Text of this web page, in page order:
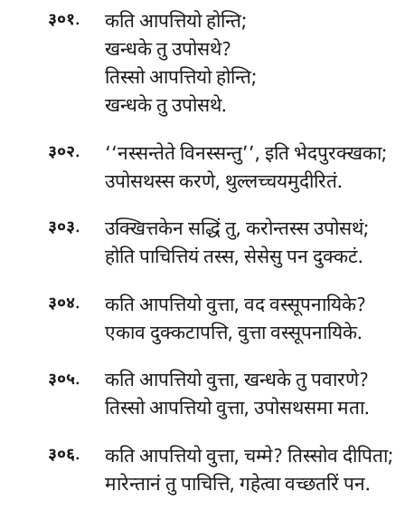
३०१. कतिआपत्तियो होन्ति;
खन्धके तु उपोसथे?
तिस्सो आपत्तियो होन्ति;
खन्धके तु उपोसथे.
३०२.
‘‘नस्सन्तेते विनस्सन्तु’’, इति भेदपुरक्खका;
उपोसथस्स करणे, थुल्लच्चयमुदीरितं.
३०३.
उक्खित्तकेन सद्धिं तु, करोन्तस्स उपोसथं;
होति पाचित्तियं तस्स, सेसेसु पन दुक्कटं.
३०४.
कति आपत्तियो वुत्ता, वद वस्सूपनायिके?
एकाव दुक्कटापत्ति, वुत्ता वस्सूपनायिके.
३०५.
कति आपत्तियो वुत्ता, खन्धके तु पवारणे?
तिस्सो आपत्तियो वुत्ता, उपोसथसमा मता.
३०६.
कति आपत्तियो वुत्ता, चम्मे? तिस्सोव दीपिता;
मारेन्तानं तु पाचित्ति, गहेत्वा वच्छतरिं पन.